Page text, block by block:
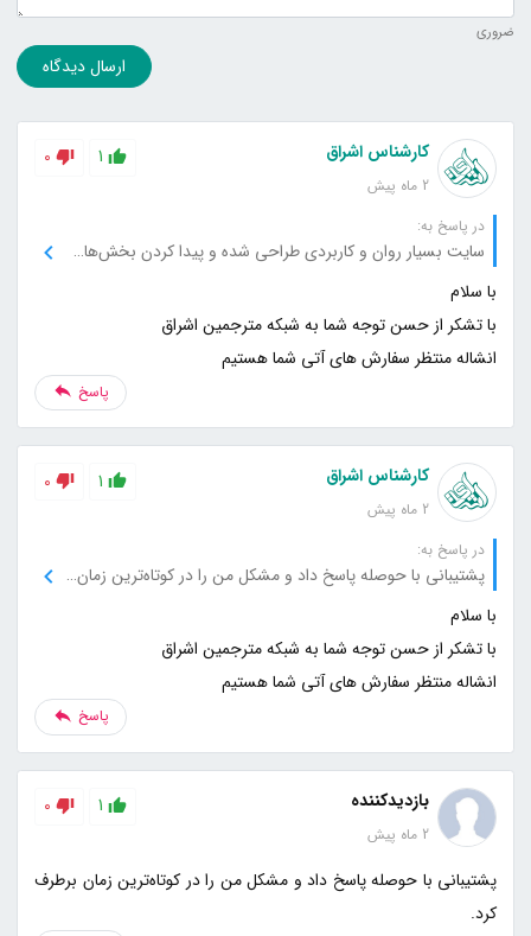
ضروری
ارسال دیدگاه
کارشناس اشراق
2 ماه پیش
1
0
در پاسخ به:
سایت بسیار روان و کاربردی طراحی شده و پیدا کردن بخش‌های مختلف خیلی راحت بود.
انشاله منتظر سفارش های آتی شما هستیم
پاسخ
کارشناس اشراق
2 ماه پیش
1
0
در پاسخ به:
پشتیبانی با حوصله پاسخ داد و مشکل من را در کوتاه‌ترین زمان برطرف کرد.
انشاله منتظر سفارش های آتی شما هستیم
پاسخ
بازدیدکننده
2 ماه پیش
1
0
پشتیبانی با حوصله پاسخ داد و مشکل من را در کوتاه‌ترین زمان برطرف
کرد.